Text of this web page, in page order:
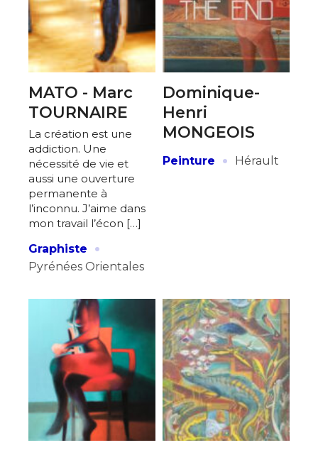
MATO - Marc
TOURNAIRE
La création est une
addiction. Une
nécessité de vie et
aussi une ouverture
permanente à
l’inconnu. J’aime dans
mon travail l’écon […]
Graphiste
·
Pyrénées Orientales
Dominique-
Henri
MONGEOIS
Peinture · Hérault